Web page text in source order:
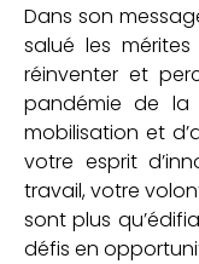
Dans son
salué les
réinventer et
pandémie de la
mobilisation et
votre esprit
travail, votre
sont plus
défis en